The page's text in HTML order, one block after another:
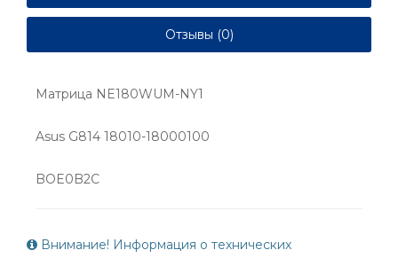
Отзывы (0)
Матрица NE180WUM-NY1
Asus G814 18010-18000100
BOE0B2C
Внимание! Информация о технических